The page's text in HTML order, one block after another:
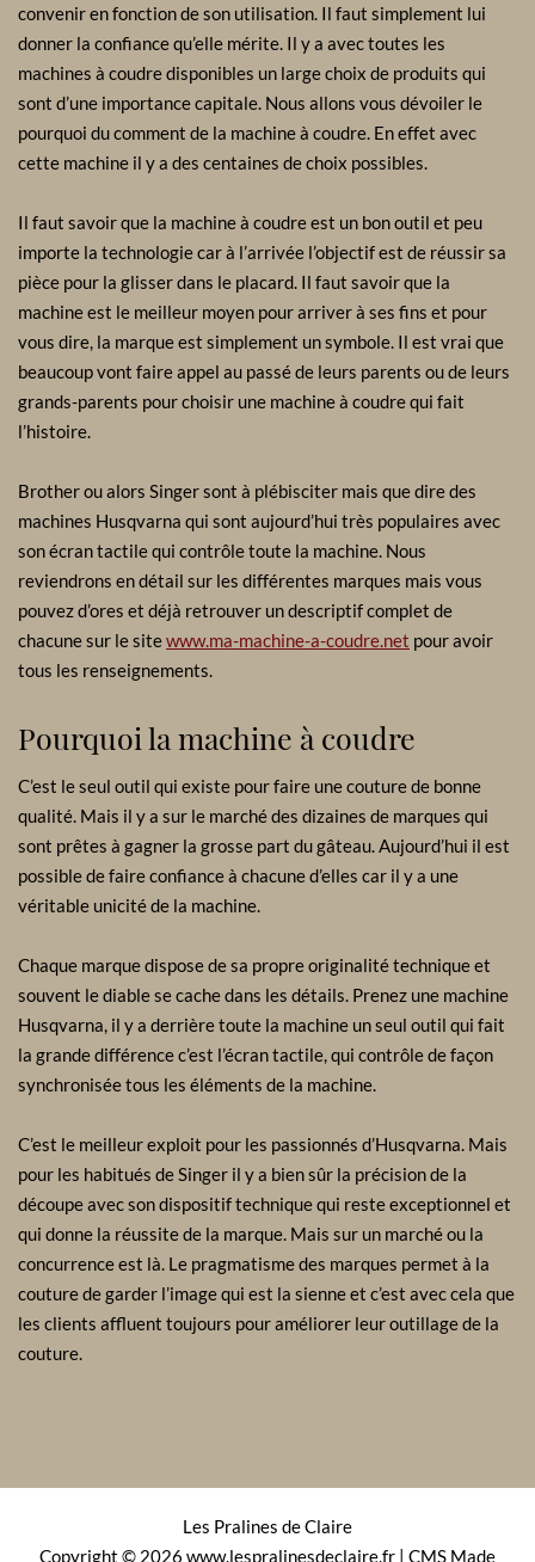
convenir en fonction de son utilisation. Il faut simplement lui
donner la confiance qu’elle mérite. Il y a avec toutes les
machines à coudre disponibles un large choix de produits qui
sont d’une importance capitale. Nous allons vous dévoiler le
pourquoi du comment de la machine à coudre. En effet avec
cette machine il y a des centaines de choix possibles.
Il faut savoir que la machine à coudre est un bon outil et peu
importe la technologie car à l’arrivée l’objectif est de réussir sa
pièce pour la glisser dans le placard. Il faut savoir que la
machine est le meilleur moyen pour arriver à ses fins et pour
vous dire, la marque est simplement un symbole. Il est vrai que
beaucoup vont faire appel au passé de leurs parents ou de leurs
grands-parents pour choisir une machine à coudre qui fait
l’histoire.
Brother ou alors Singer sont à plébisciter mais que dire des
machines Husqvarna qui sont aujourd’hui très populaires avec
son écran tactile qui contrôle toute la machine. Nous
reviendrons en détail sur les différentes marques mais vous
pouvez d’ores et déjà retrouver un descriptif complet de
chacune sur le sitewww.ma-machine-a-coudre.net pour avoir
tous les renseignements.
Pourquoi la machine à coudre
C’est le seul outil qui existe pour faire une couture de bonne
qualité. Mais il y a sur le marché des dizaines de marques qui
sont prêtes à gagner la grosse part du gâteau. Aujourd’hui il est
possible de faire confiance à chacune d’elles car il y a une
véritable unicité de la machine.
Chaque marque dispose de sa propre originalité technique et
souvent le diable se cache dans les détails. Prenez une machine
Husqvarna, il y a derrière toute la machine un seul outil qui fait
la grande différence c’est l’écran tactile, qui contrôle de façon
synchronisée tous les éléments de la machine.
C’est le meilleur exploit pour les passionnés d’Husqvarna. Mais
pour les habitués de Singer il y a bien sûr la précision de la
découpe avec son dispositif technique qui reste exceptionnel et
qui donne la réussite de la marque. Mais sur un marché ou la
concurrence est là. Le pragmatisme des marques permet à la
couture de garder l’image qui est la sienne et c’est avec cela que
les clients affluent toujours pour améliorer leur outillage de la
couture.
Les Pralines de Claire
Copyright © 2026 www.lespralinesdeclaire.fr | CMS Made